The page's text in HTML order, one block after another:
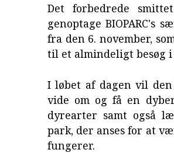
Det forbedrede
genoptage BIOPARC's
fra den 6. november,
til et almindeligt besøg i
I løbet af dagen vil
vide om og få en
dyrearter samt også
park, der anses for at
fungerer.